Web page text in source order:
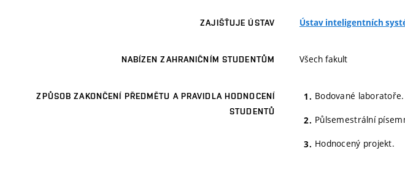
ZAJIŠŤUJE ÚSTAV Ústav inteligentních
NABÍZEN ZAHRANIČNÍM STUDENTŮM Všech fakult
ZPŮSOB ZAKONČENÍ PŘEDMĚTU A PRAVIDLA HODNOCENÍ
STUDENTŮ
Bodované laboratoře.
Půlsemestrální
Hodnocený projekt.